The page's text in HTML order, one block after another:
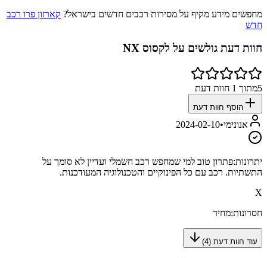
מחפשים מידע מקיף על מסירות רכבים חדשים בישראל? קארזון פרו רכב
חדש
חוות דעת גולשים על לקסוס NX
5מתוך 1 חוות דעת
הוסף חוות דעת
אנונימי•
2024-02-10
יתרונות:פתרון טוב למי שמחפש רכב חשמלי ועדיין לא סומך על
התשתיות. רכב עם כל הפינוקיים והטכנולוגיה המעודכנות.
X
חסרונות:מחיר
עוד חוות דעת (4
)